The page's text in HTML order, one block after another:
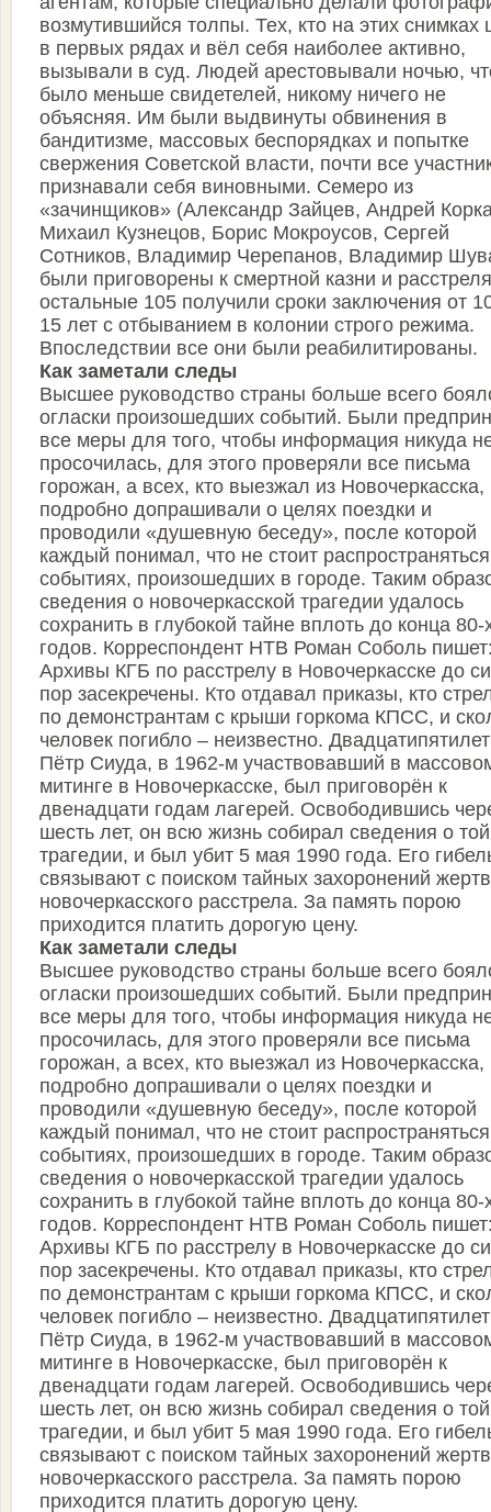
возмутившийся толпы. Тех, кто на этих снимках
в первых рядах и вёл себя наиболее активно,
вызывали в суд. Людей арестовывали ночью,
было меньше свидетелей, никому ничего не
объясняя. Им были выдвинуты обвинения в
бандитизме, массовых беспорядках и попытке
свержения Советской власти, почти все
признавали себя виновными. Семеро из
«зачинщиков» (Александр Зайцев, Андрей
Михаил Кузнецов, Борис Мокроусов, Сергей
Сотников, Владимир Черепанов, Владимир
были приговорены к смертной казни и
остальные 105 получили сроки заключения от
15 лет с отбыванием в колонии строго режима.
Впоследствии все они были реабилитированы.
Как заметали следы
Высшее руководство страны больше всего
огласки произошедших событий. Были
все меры для того, чтобы информация никуда
просочилась, для этого проверяли все письма
горожан, а всех, кто выезжал из Новочеркасска,
подробно допрашивали о целях поездки и
проводили «душевную беседу», после которой
каждый понимал, что не стоит
событиях, произошедших в городе. Таким
сведения о новочеркасской трагедии удалось
сохранить в глубокой тайне вплоть до конца 80-
годов. Корреспондент НТВ Роман Соболь
Архивы КГБ по расстрелу в Новочеркасске до
пор засекречены. Кто отдавал приказы, кто
по демонстрантам с крыши горкома КПСС, и
человек погибло – неизвестно.
Пётр Сиуда, в 1962-м участвовавший в
митинге в Новочеркасске, был приговорён к
двенадцати годам лагерей. Освободившись
шесть лет, он всю жизнь собирал сведения о той
трагедии, и был убит 5 мая 1990 года. Его
связывают с поиском тайных захоронений жертв
новочеркасского расстрела. За память порою
приходится платить дорогую цену.
Как заметали следы
Высшее руководство страны больше всего
огласки произошедших событий. Были
все меры для того, чтобы информация никуда
просочилась, для этого проверяли все письма
горожан, а всех, кто выезжал из Новочеркасска,
подробно допрашивали о целях поездки и
проводили «душевную беседу», после которой
каждый понимал, что не стоит
событиях, произошедших в городе. Таким
сведения о новочеркасской трагедии удалось
сохранить в глубокой тайне вплоть до конца 80-
годов. Корреспондент НТВ Роман Соболь
Архивы КГБ по расстрелу в Новочеркасске до
пор засекречены. Кто отдавал приказы, кто
по демонстрантам с крыши горкома КПСС, и
человек погибло – неизвестно.
Пётр Сиуда, в 1962-м участвовавший в
митинге в Новочеркасске, был приговорён к
двенадцати годам лагерей. Освободившись
шесть лет, он всю жизнь собирал сведения о той
трагедии, и был убит 5 мая 1990 года. Его
связывают с поиском тайных захоронений жертв
новочеркасского расстрела. За память порою
приходится платить дорогую цену.